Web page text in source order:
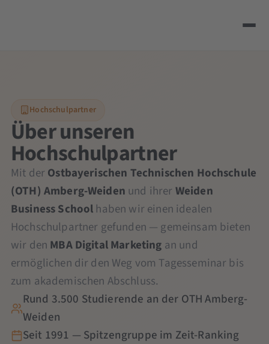
Hochschulpartner
Über unseren
Hochschulpartner
Mit der Ostbayerischen Technischen Hochschule
(OTH) Amberg-Weiden und ihrer Weiden
Business School haben wir einen idealen
Hochschulpartner gefunden — gemeinsam bieten
wir den MBA Digital Marketing an und
ermöglichen dir den Weg vom Tagesseminar bis
zum akademischen Abschluss.
Rund 3.500 Studierende an der OTH Amberg-
Weiden
Seit 1991 — Spitzengruppe im Zeit-Ranking